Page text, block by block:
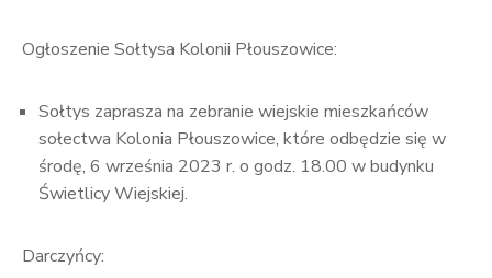
Ogłoszenie Sołtysa Kolonii Płouszowice:
Sołtys zaprasza na zebranie wiejskie mieszkańców
sołectwa Kolonia Płouszowice, które odbędzie się w
środę, 6 września 2023 r. o godz. 18.00 w budynku
Świetlicy Wiejskiej.
Darczyńcy: